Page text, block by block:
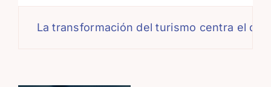
La transformación del turismo centra el debate